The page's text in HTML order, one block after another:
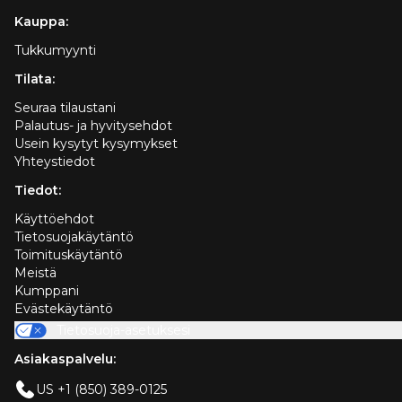
Kauppa:
Tukkumyynti
Tilata:
Seuraa tilaustani
Palautus- ja hyvitysehdot
Usein kysytyt kysymykset
Yhteystiedot
Tiedot:
Käyttöehdot
Tietosuojakäytäntö
Toimituskäytäntö
Meistä
Kumppani
Evästekäytäntö
Asiakaspalvelu:
US +1 (850) 389-0125